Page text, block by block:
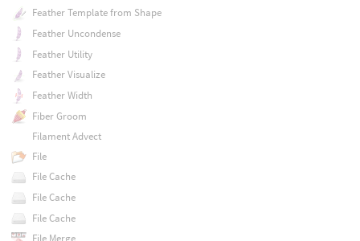
Feather Template from Shape
Feather Uncondense
Feather Utility
Feather Visualize
Feather Width
Fiber Groom
Filament Advect
File
File Cache
File Cache
File Cache